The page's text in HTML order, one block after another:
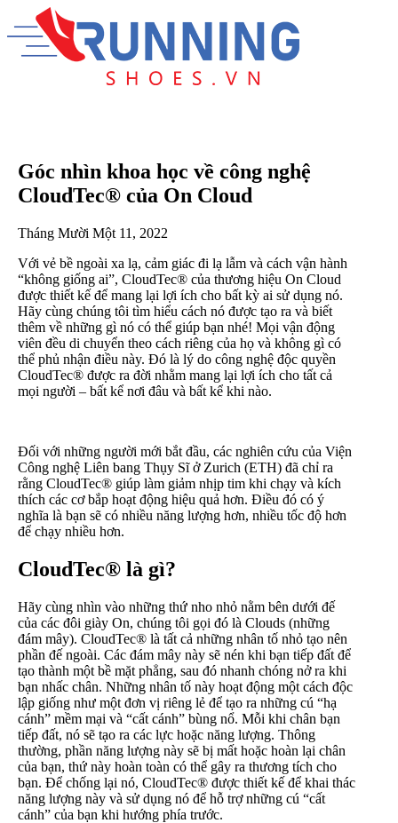
Góc nhìn khoa học về công nghệ
CloudTec® của On Cloud
Tháng Mười Một 11, 2022
Với vẻ bề ngoài xa lạ, cảm giác đi lạ lẫm và cách vận hành
“không giống ai”, CloudTec® của thương hiệu On Cloud
được thiết kế để mang lại lợi ích cho bất kỳ ai sử dụng nó.
Hãy cùng chúng tôi tìm hiểu cách nó được tạo ra và biết
thêm về những gì nó có thể giúp bạn nhé! Mọi vận động
viên đều di chuyển theo cách riêng của họ và không gì có
thể phủ nhận điều này. Đó là lý do công nghệ độc quyền
CloudTec® được ra đời nhằm mang lại lợi ích cho tất cả
mọi người – bất kể nơi đâu và bất kể khi nào.
Đối với những người mới bắt đầu, các nghiên cứu của Viện
Công nghệ Liên bang Thụy Sĩ ở Zurich (ETH) đã chỉ ra
rằng CloudTec® giúp làm giảm nhịp tim khi chạy và kích
thích các cơ bắp hoạt động hiệu quả hơn. Điều đó có ý
nghĩa là bạn sẽ có nhiều năng lượng hơn, nhiều tốc độ hơn
để chạy nhiều hơn.
CloudTec® là gì?
Hãy cùng nhìn vào những thứ nho nhỏ nằm bên dưới đế
của các đôi giày On, chúng tôi gọi đó là Clouds (những
đám mây). CloudTec® là tất cả những nhân tố nhỏ tạo nên
phần đế ngoài. Các đám mây này sẽ nén khi bạn tiếp đất để
tạo thành một bề mặt phẳng, sau đó nhanh chóng nở ra khi
bạn nhấc chân. Những nhân tố này hoạt động một cách độc
lập giống như một đơn vị riêng lẻ để tạo ra những cú “hạ
cánh” mềm mại và “cất cánh” bùng nổ. Mỗi khi chân bạn
tiếp đất, nó sẽ tạo ra các lực hoặc năng lượng. Thông
thường, phần năng lượng này sẽ bị mất hoặc hoàn lại chân
của bạn, thứ này hoàn toàn có thể gây ra thương tích cho
bạn. Để chống lại nó, CloudTec® được thiết kế để khai thác
năng lượng này và sử dụng nó để hỗ trợ những cú “cất
cánh” của bạn khi hướng phía trước.